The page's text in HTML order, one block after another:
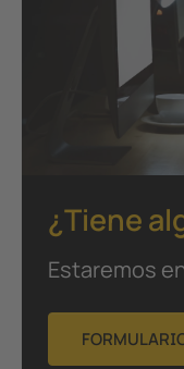
¿Tiene
Estaremos